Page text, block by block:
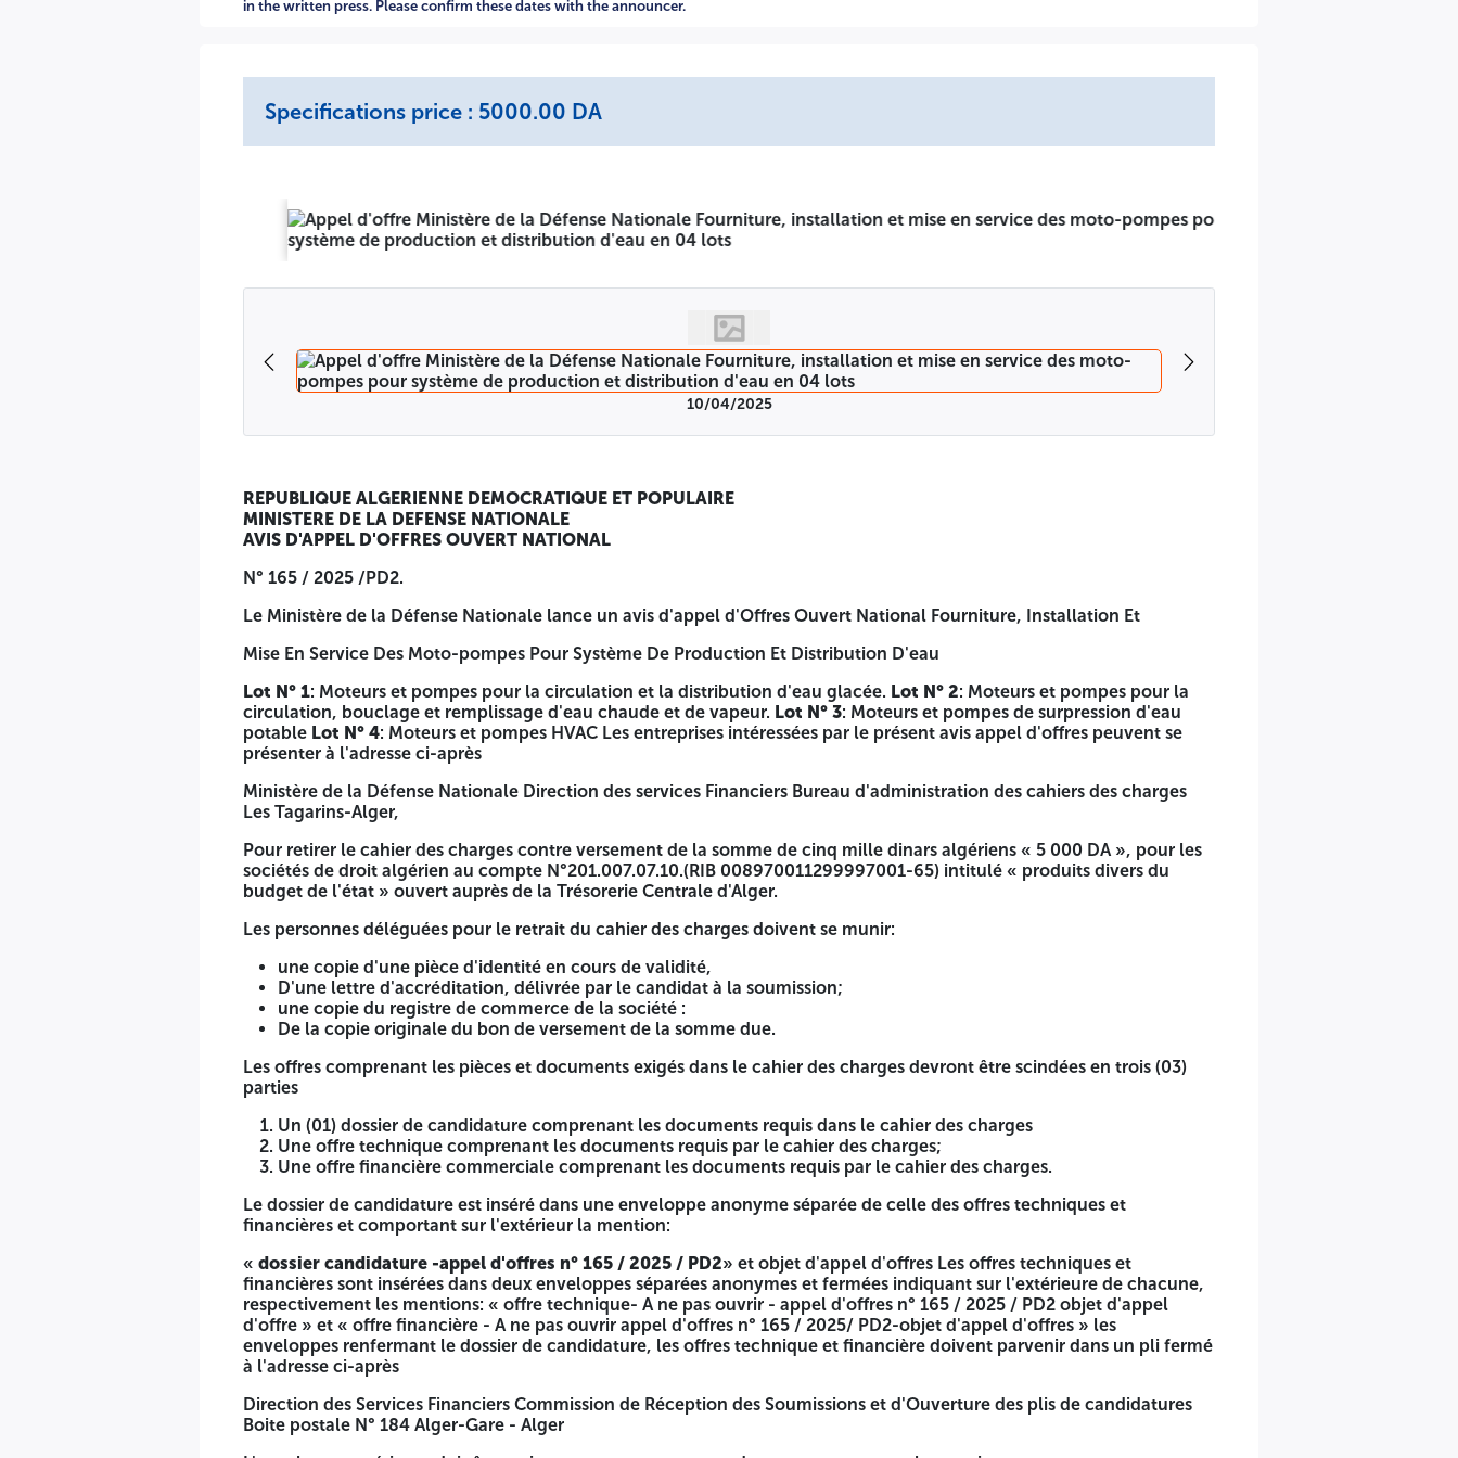
l'adresse indiquée ci-dessus, avant le 25 MAI 2025 à 9H:30 Les dates d'ouverture des piis de candidatures et des offres technique, sont fixées sur l'invitation remise conjointement
AVIS D'APPEL D'OFFRES OUVERT NATIONAL
Mise En Service Des Moto-pompes Pour Système De Production Et Distribution D'eau
: Moteurs et pompes pour la circulation et la distribution d'eau glacée.
: Moteurs et pompes de surpression d'eau potableLot N° 4: Moteurs et pompes HVAC Les entreprises intéressées par le présent avis appel d'offres peuvent se
Ministère de la Défense Nationale Direction des services Financiers Bureau d'administration des cahiers des charges Les Tagarins-Alger,
Pour retirer le cahier des charges contre versement de la somme de cinq mille dinars algériens « 5 000 DA », pour les sociétés de droit algérien au compte N°201.007.07.10.(RIB
008970011299997001-65) intitulé « produits divers du budget de l'état » ouvert auprès de la Trésorerie Centrale d'Alger.
Les personnes déléguées pour le retrait du cahier des charges doivent se munir:
D'une lettre d'accréditation, délivrée par le candidat à la soumission;
une copie du registre de commerce de la société :
De la copie originale du bon de versement de la somme due.
Les offres comprenant les pièces et documents exigés dans le cahier des charges devront être scindées en trois (03) parties
Un (01) dossier de candidature comprenant les documents requis dans le cahier des charges
Une offre financière commerciale comprenant les documents requis par le cahier des charges.
Le dossier de candidature est inséré dans une enveloppe anonyme séparée de celle des offres techniques et financières et comportant sur l'extérieur la mention:
dossier candidature -appel d'offres n° 165 / 2025 / PD2 » et objet d'appel d'offres Les offres techniques et financières sont insérées dans deux enveloppes séparées anonymes
et fermées indiquant sur l'extérieure de chacune, respectivement les mentions: « offre technique- A ne pas ouvrir - appel d'offres n° 165 / 2025 / PD2 objet d'appel d'offre » et «
doivent parvenir dans un pli fermé à l'adresse ci-après
L'enveloppe extérieure doit être strictement anonyme et ne devra comporter que la mention
Avis d'Appel d'Offres Ouvert National N° 165 / 2025 / PD2.
Les soumissions doivent être adressées ou déposées à l'adresse indiquée ci-dessus, avant le 25 MAI 2025 à 9H:30 Les dates d'ouverture des piis de candidatures et des offres
technique, sont fixées sur l'invitation remise conjointement avec le cahier des charges. Les soumissionnaires resteront engagés par leurs offres pendant une durée de 120 jours.
Horizons: 10-04-2025 - Anep 2516011393
in the written press. Please confirm these dates with the announcer.
Specifications price : 5000.00 DA
10/04/2025
REPUBLIQUE ALGERIENNE DEMOCRATIQUE ET POPULAIRE
MINISTERE DE LA DEFENSE NATIONALE
AVIS D'APPEL D'OFFRES OUVERT NATIONAL
N° 165 / 2025 /PD2.
Le Ministère de la Défense Nationale lance un avis d'appel d'Offres Ouvert National Fourniture, Installation Et
Mise En Service Des Moto-pompes Pour Système De Production Et Distribution D'eau
Lot N° 1: Moteurs et pompes pour la circulation et la distribution d'eau glacée. Lot N° 2: Moteurs et pompes pour la
circulation, bouclage et remplissage d'eau chaude et de vapeur. Lot N° 3: Moteurs et pompes de surpression d'eau
potable Lot N° 4: Moteurs et pompes HVAC Les entreprises intéressées par le présent avis appel d'offres peuvent se
présenter à l'adresse ci-après
Ministère de la Défense Nationale Direction des services Financiers Bureau d'administration des cahiers des charges
Les Tagarins-Alger,
Pour retirer le cahier des charges contre versement de la somme de cinq mille dinars algériens « 5 000 DA », pour les
sociétés de droit algérien au compte N°201.007.07.10.(RIB 008970011299997001-65) intitulé « produits divers du
budget de l'état » ouvert auprès de la Trésorerie Centrale d'Alger.
Les personnes déléguées pour le retrait du cahier des charges doivent se munir:
une copie d'une pièce d'identité en cours de validité,
D'une lettre d'accréditation, délivrée par le candidat à la soumission;
une copie du registre de commerce de la société :
De la copie originale du bon de versement de la somme due.
Les offres comprenant les pièces et documents exigés dans le cahier des charges devront être scindées en trois (03)
parties
Un (01) dossier de candidature comprenant les documents requis dans le cahier des charges
Une offre technique comprenant les documents requis par le cahier des charges;
Une offre financière commerciale comprenant les documents requis par le cahier des charges.
Le dossier de candidature est inséré dans une enveloppe anonyme séparée de celle des offres techniques et
financières et comportant sur l'extérieur la mention:
« dossier candidature -appel d'offres n° 165 / 2025 / PD2» et objet d'appel d'offres Les offres techniques et
financières sont insérées dans deux enveloppes séparées anonymes et fermées indiquant sur l'extérieure de chacune,
respectivement les mentions: « offre technique- A ne pas ouvrir - appel d'offres n° 165 / 2025 / PD2 objet d'appel
d'offre » et « offre financière - A ne pas ouvrir appel d'offres n° 165 / 2025/ PD2-objet d'appel d'offres » les
enveloppes renfermant le dossier de candidature, les offres technique et financière doivent parvenir dans un pli fermé
à l'adresse ci-après
Direction des Services Financiers Commission de Réception des Soumissions et d'Ouverture des plis de candidatures
Boite postale N° 184 Alger-Gare - Alger